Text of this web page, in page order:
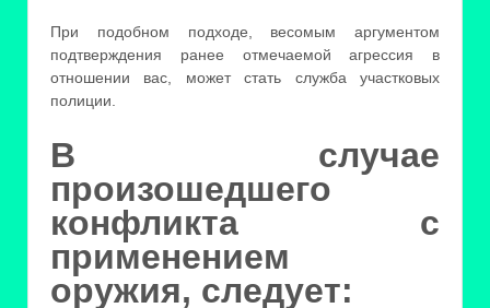
При подобном подходе, весомым аргументом
подтверждения ранее отмечаемой агрессия в
отношении вас, может стать служба участковых
полиции.
В случае
произошедшего
конфликта с
применением
оружия, следует: